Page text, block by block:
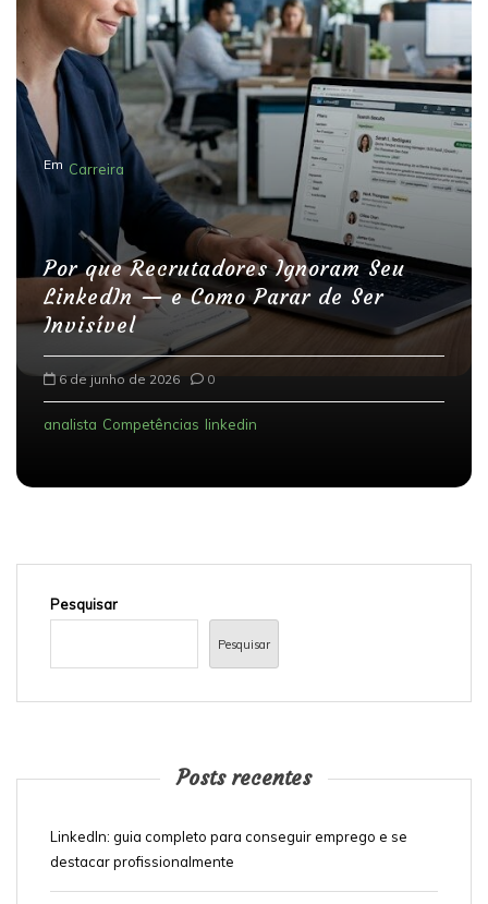
Em Carreira
Por que Recrutadores Ignoram Seu
LinkedIn — e Como Parar de Ser
Invisível
6 de junho de 2026 0
analista Competências linkedin
Pesquisar
Pesquisar
Posts recentes
LinkedIn: guia completo para conseguir emprego e se
destacar profissionalmente